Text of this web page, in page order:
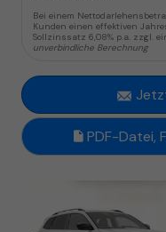
Bei einem
Kunden einen effektiven
Sollzinssatz 6,08% p.a. zzgl.
unverbindliche Berechnung
PDF-Datei,